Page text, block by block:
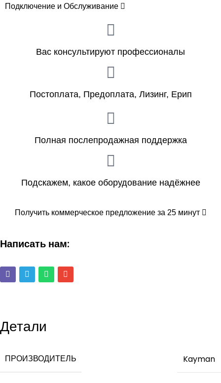
Подключение и Обслуживание
Вас консультируют профессионалы
Постоплата, Предоплата, Лизинг, Ерип
Полная послепродажная поддержка
Подскажем, какое оборудование надёжнее
Получить коммерческое предложение за 25 минут
Написать нам:
Детали
ПРОИЗВОДИТЕЛЬ Kayman